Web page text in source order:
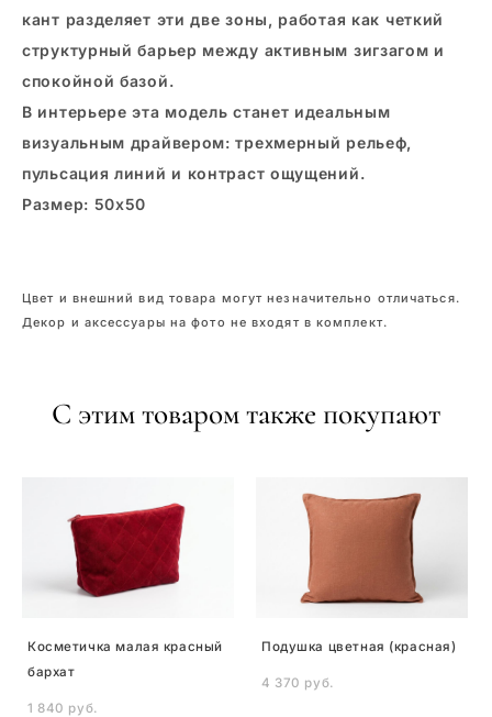
кант разделяет эти две зоны, работая как четкий
структурный барьер между активным зигзагом и
спокойной базой.
В интерьере эта модель станет идеальным
визуальным драйвером: трехмерный рельеф,
пульсация линий и контраст ощущений.
Размер: 50x50
Цвет и внешний вид товара могут незначительно отличаться.
Декор и аксессуары на фото не входят в комплект.
С этим товаром также покупают
Косметичка малая красный
бархат
1 840 pуб.
Подушка цветная (красная)
4 370 pуб.